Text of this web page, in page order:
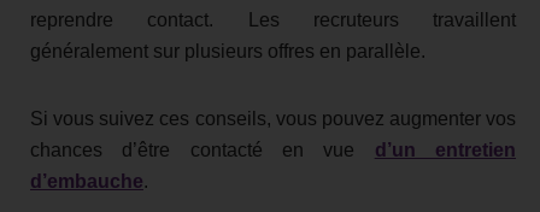
reprendre contact. Les recruteurs travaillent
généralement sur plusieurs offres en parallèle.
Si vous suivez ces conseils, vous pouvez augmenter vos
chances d’être contacté en vue d’un entretien
d’embauche.